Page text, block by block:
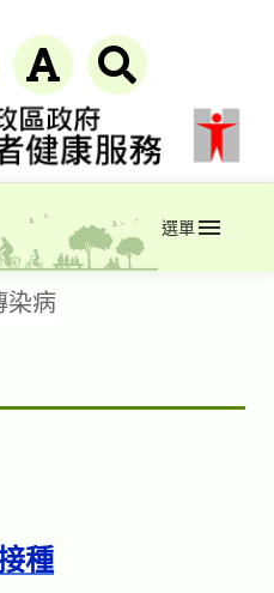
選單
染病
種